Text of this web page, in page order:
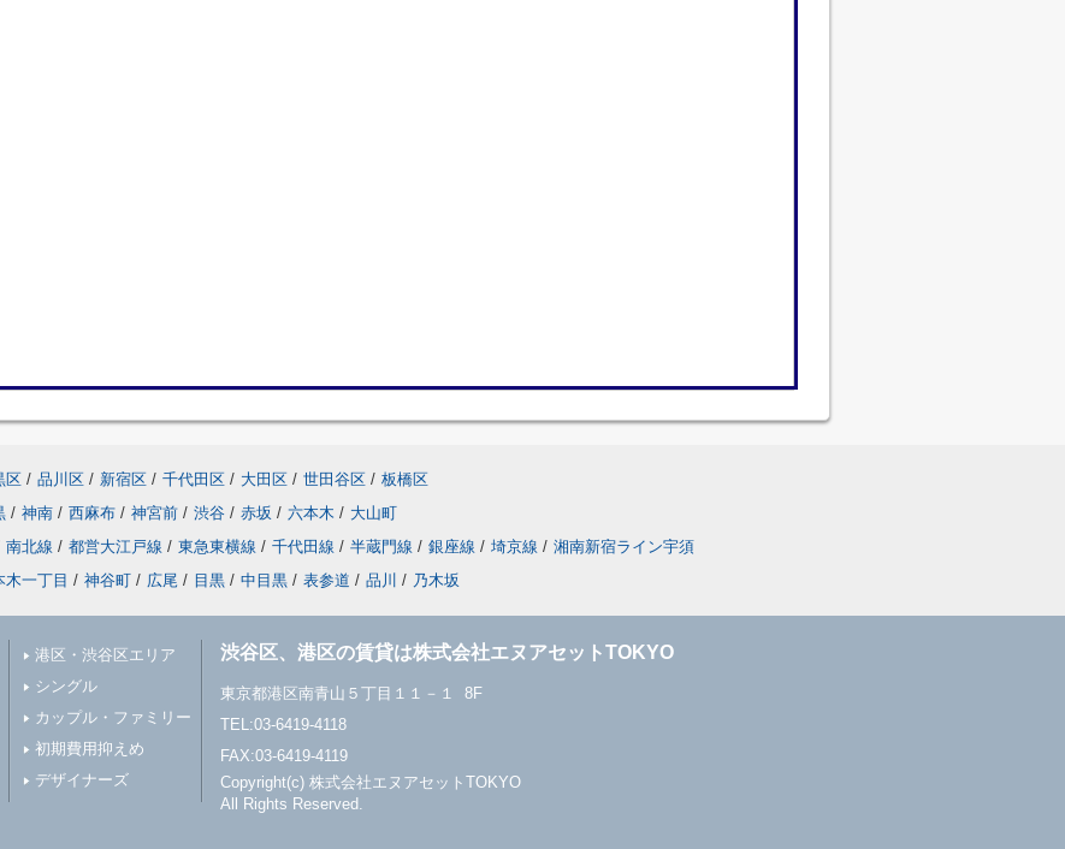
区 / 品川区 / 新宿区 / 千代田区 / 大田区 / 世田谷区 / 板橋区
/ 神南 / 西麻布 / 神宮前 / 渋谷 / 赤坂 / 六本木 / 大山町
南北線 / 都営大江戸線 / 東急東横線 / 千代田線 / 半蔵門線 / 銀座線 / 埼京線 / 湘南新宿ライン宇須
木一丁目 / 神谷町 / 広尾 / 目黒 / 中目黒 / 表参道 / 品川 / 乃木坂
港区・渋谷区エリア
シングル
カップル・ファミリー
初期費用抑えめ
デザイナーズ
渋谷区、港区の賃貸は株式会社エヌアセットTOKYO
東京都港区南青山５丁目１１－１ 8F
TEL:03-6419-4118
FAX:03-6419-4119
Copyright(c) 株式会社エヌアセットTOKYO
All Rights Reserved.